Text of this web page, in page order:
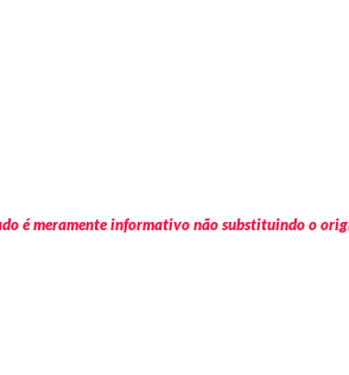
é meramente informativo não substituindo o